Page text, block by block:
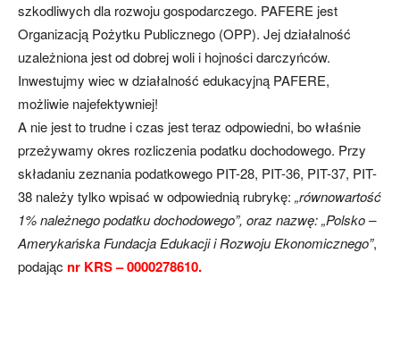
szkodliwych dla rozwoju gospodarczego. PAFERE jest
Organizacją Pożytku Publicznego (OPP). Jej działalność
uzależniona jest od dobrej woli i hojności darczyńców.
Inwestujmy wiec w działalność edukacyjną PAFERE,
możliwie najefektywniej!
A nie jest to trudne i czas jest teraz odpowiedni, bo właśnie
przeżywamy okres rozliczenia podatku dochodowego. Przy
składaniu zeznania podatkowego PIT-28, PIT-36, PIT-37, PIT-
38 należy tylko wpisać w odpowiednią rubrykę: „równowartość
1% należnego podatku dochodowego”, oraz nazwę: „Polsko –
Amerykańska Fundacja Edukacji i Rozwoju Ekonomicznego”,
podając nr KRS – 0000278610.